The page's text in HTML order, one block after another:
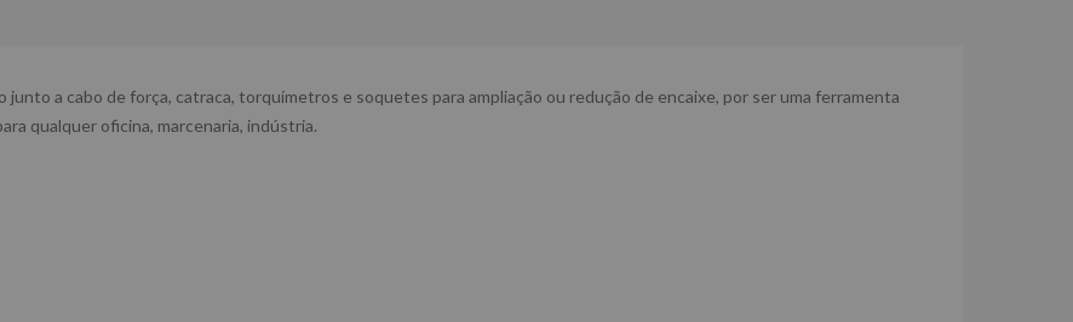
a cabo de força, catraca, torquímetros e soquetes para ampliação ou redução de encaixe, por ser uma ferramenta
qualquer oficina, marcenaria, indústria.